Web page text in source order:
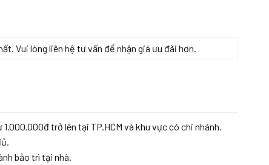
Vui lòng liên hệ tư vấn để nhận giá ưu đãi hơn.
trở lên tại TP.HCM và khu vực có chi nhánh.
bảo trì tại nhà.